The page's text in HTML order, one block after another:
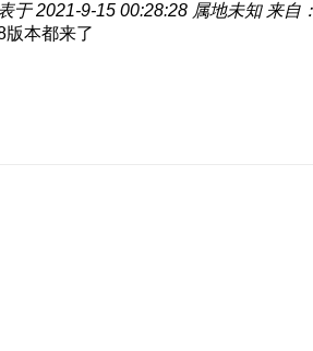
于 2021-9-15 00:28:28 属地未知 来自
版本都来了